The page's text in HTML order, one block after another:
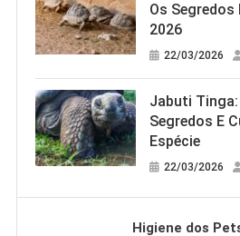
Os Segredos
2026
22/03/2026
Jabuti Tinga:
Segredos E
Espécie
22/03/2026
Higiene dos